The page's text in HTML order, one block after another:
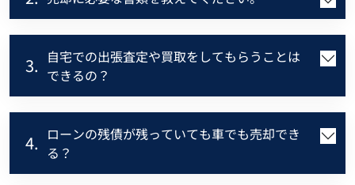
3. 自宅での出張査定や買取をしてもらうことは
できるの？
4. ローンの残債が残っていても車でも売却でき
る？